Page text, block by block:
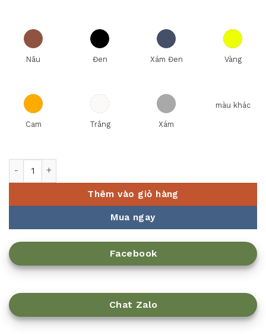
Nâu Đen Xám Đen Vàng
Cam Trắng Xám
màu khác
Thêm vào giỏ hàng
Mua ngay
Facebook
Chat Zalo